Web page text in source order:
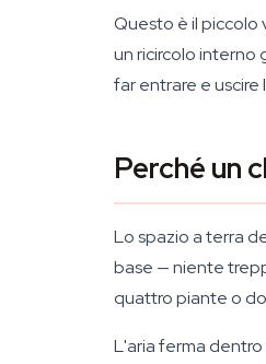
Questo è il piccolo
un ricircolo interno
far entrare e uscire
Perché un
Lo spazio a terra
base — niente
quattro piante o
L'aria ferma